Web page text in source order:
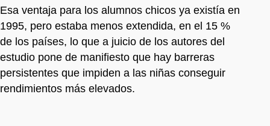
Esa ventaja para los alumnos chicos ya existía en
1995, pero estaba menos extendida, en el 15 %
de los países, lo que a juicio de los autores del
estudio pone de manifiesto que hay barreras
persistentes que impiden a las niñas conseguir
rendimientos más elevados.